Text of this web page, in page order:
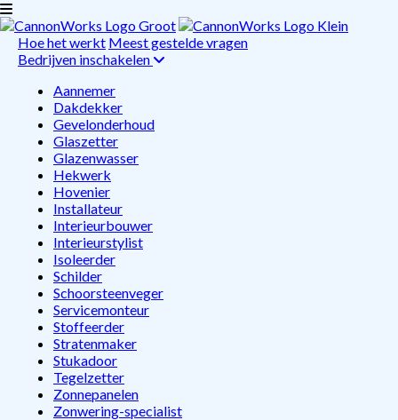
Hoe het werkt Meest gestelde vragen
Bedrijven inschakelen
Aannemer
Dakdekker
Gevelonderhoud
Glaszetter
Glazenwasser
Hekwerk
Hovenier
Installateur
Interieurbouwer
Interieurstylist
Isoleerder
Schilder
Schoorsteenveger
Servicemonteur
Stoffeerder
Stratenmaker
Stukadoor
Tegelzetter
Zonnepanelen
Zonwering-specialist